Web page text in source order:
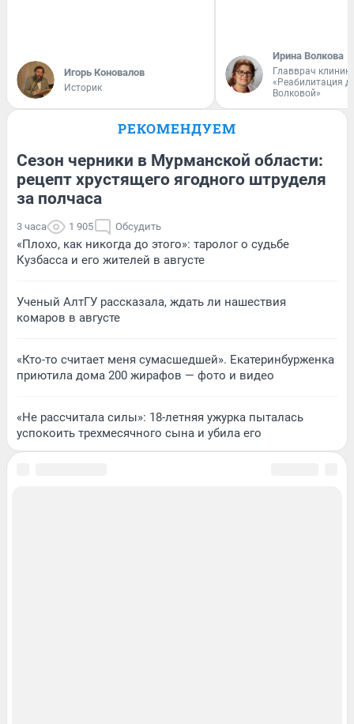
Игорь Коновалов
Историк
Ирина Волкова
Главврач
«Реабилитация
Волковой»
РЕКОМЕНДУЕМ
Сезон черники в Мурманской области:
рецепт хрустящего ягодного штруделя
за полчаса
3 часа 1 905 Обсудить
«Плохо, как никогда до этого»: таролог о судьбе
Кузбасса и его жителей в августе
Ученый АлтГУ рассказала, ждать ли нашествия
комаров в августе
«Кто-то считает меня сумасшедшей». Екатеринбурженка
приютила дома 200 жирафов — фото и видео
«Не рассчитала силы»: 18-летняя ужурка пыталась
успокоить трехмесячного сына и убила его